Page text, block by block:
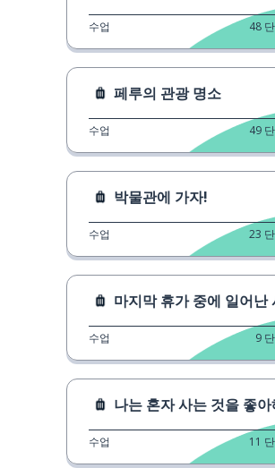
수업 48
페루의 관광 명소
수업 49
박물관에 가자!
수업 23
마지막 휴가 중에 일어난
수업 9
나는 혼자 사는 것을 좋
수업 11